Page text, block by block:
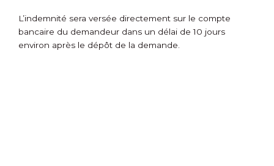
L’indemnité sera versée directement sur le compte
bancaire du demandeur dans un délai de 10 jours
environ après le dépôt de la demande.